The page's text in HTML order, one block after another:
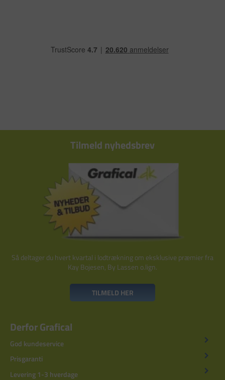
Tilmeld nyhedsbrev
Så deltager du hvert kvartal i lodtrækning om eksklusive præmier fra
Kay Bojesen, By Lassen o.lign.
TILMELD HER
Derfor Grafical
God kundeservice
Prisgaranti
Levering 1-3 hverdage